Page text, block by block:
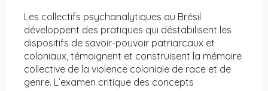
Les collectifs psychanalytiques au Brésil
développent des pratiques qui déstabilisent les
dispositifs de savoir-pouvoir patriarcaux et
coloniaux, témoignent et construisent la mémoire
collective de la violence coloniale de race et de
genre. L’examen critique des concepts